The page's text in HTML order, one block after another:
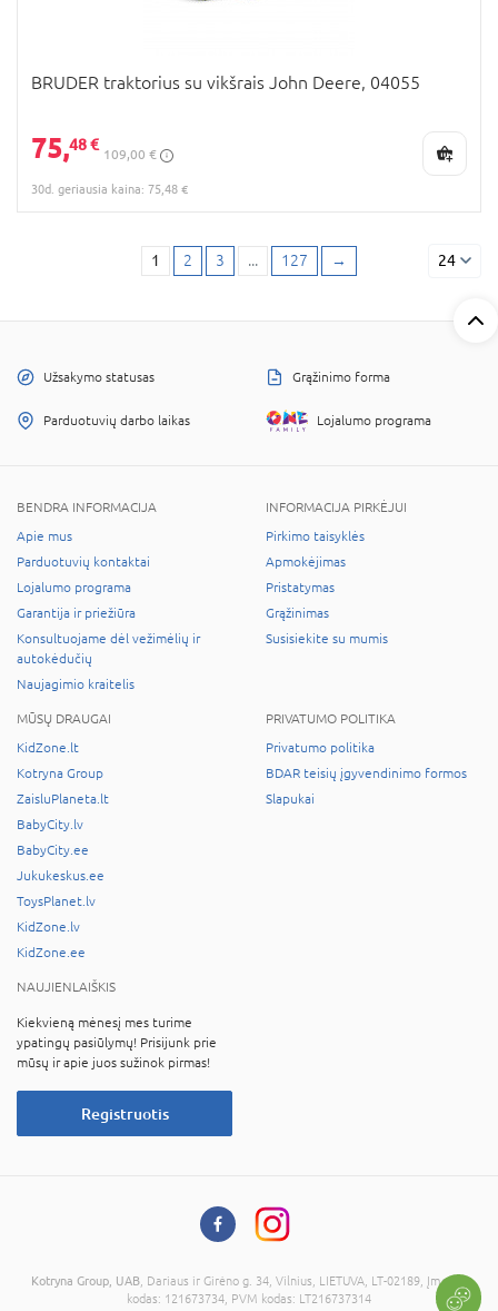
BRUDER traktorius su vikšrais John Deere, 04055
75,48 €
109,00 €
30d. geriausia kaina: 75,48 €
1 2 3 ... 127 → 24
Užsakymo statusas Grąžinimo forma
Parduotuvių darbo laikas Lojalumo programa
BENDRA INFORMACIJA
Apie mus
Parduotuvių kontaktai
Lojalumo programa
Garantija ir priežiūra
Konsultuojame dėl vežimėlių ir
autokėdučių
Naujagimio kraitelis
INFORMACIJA PIRKĖJUI
Pirkimo taisyklės
Apmokėjimas
Pristatymas
Grąžinimas
Susisiekite su mumis
MŪSŲ DRAUGAI
KidZone.lt
Kotryna Group
ZaisluPlaneta.lt
BabyCity.lv
BabyCity.ee
Jukukeskus.ee
ToysPlanet.lv
KidZone.lv
KidZone.ee
PRIVATUMO POLITIKA
Privatumo politika
BDAR teisių įgyvendinimo formos
Slapukai
NAUJIENLAIŠKIS
Kiekvieną mėnesį mes turime
ypatingų pasiūlymų! Prisijunk prie
mūsų ir apie juos sužinok pirmas!
Registruotis
Kotryna Group, UAB , Dariaus ir Girėno g. 34, Vilnius, LIETUVA, LT-02189, Įmonės
kodas: 121673734, PVM kodas: LT216737314